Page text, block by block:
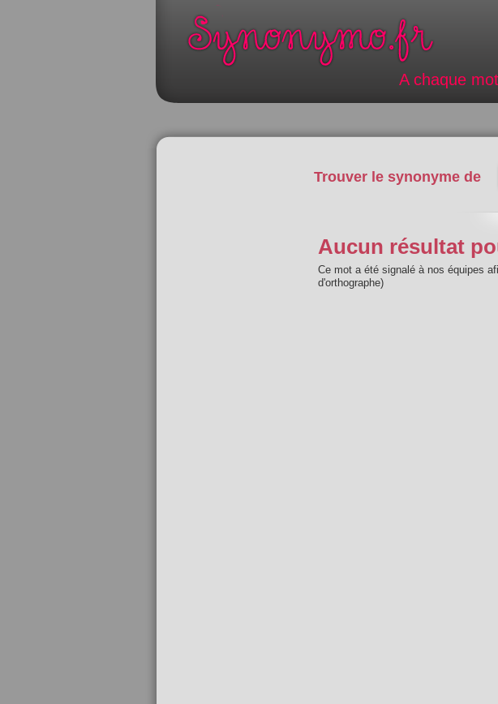
A chaque
Trouver le synonyme de
Aucun résultat
Ce mot a été signalé à nos équipes
d'orthographe)